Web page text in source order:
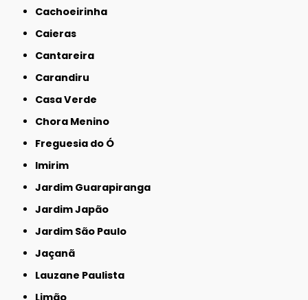
Cachoeirinha
Caieras
Cantareira
Carandiru
Casa Verde
Chora Menino
Freguesia do Ó
Imirim
Jardim Guarapiranga
Jardim Japão
Jardim São Paulo
Jaçanã
Lauzane Paulista
Limão